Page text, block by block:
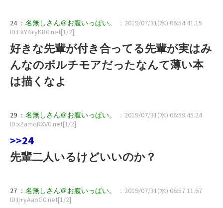
24 ： 名無しさん＠お腹いっぱい。
：2019/07/31(水) 06:54:41.15
ID:FkY4+yKB0.net[1/2]
好きな先輩が付き合ってる先輩が実はみ
んなのボルチモアだったなんて薄い本
は描くなよ
29 ： 名無しさん＠お腹いっぱい。
：2019/07/31(水) 06:59:45.24
ID:xZamqRXV0.net[1/2]
>>24
先輩二人いるけどいいのか？
27 ： 名無しさん＠お腹いっぱい。
：2019/07/31(水) 06:57:11.67
ID:Ij+yAaoG0.net[1/2]